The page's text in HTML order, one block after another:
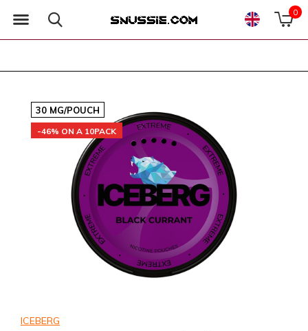
0
30 MG/POUCH
-46% ON A 10PACK
ICEBERG